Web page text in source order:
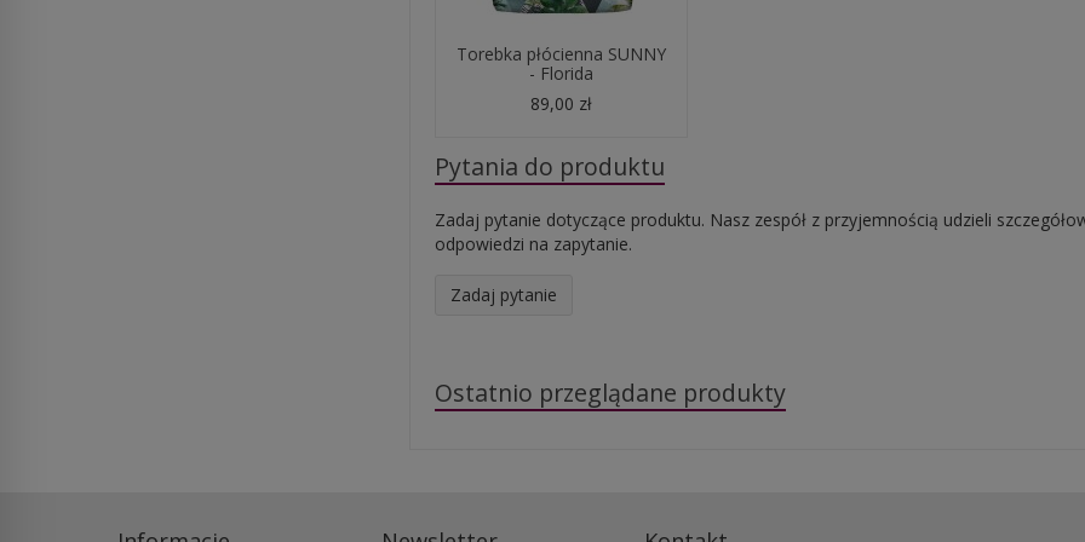
Torebka płócienna SUNNY
- Florida
89,00 zł
Pytania do produktu
Zadaj pytanie dotyczące produktu. Nasz zespół z przyjemnością udzieli
odpowiedzi na zapytanie.
Zadaj pytanie
Ostatnio przeglądane produkty